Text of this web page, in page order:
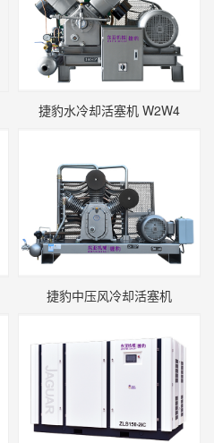
捷豹水冷却活塞机 W2W4
捷豹中压风冷却活塞机